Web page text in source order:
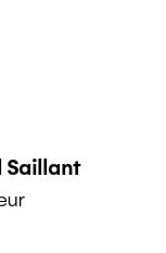
Saillant